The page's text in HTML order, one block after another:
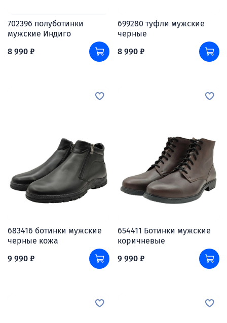
702396 полуботинки
мужские Индиго
8 990 ₽
699280 туфли мужские
черные
8 990 ₽
683416 ботинки мужские
черные кожа
9 990 ₽
654411 Ботинки мужские
коричневые
9 990 ₽